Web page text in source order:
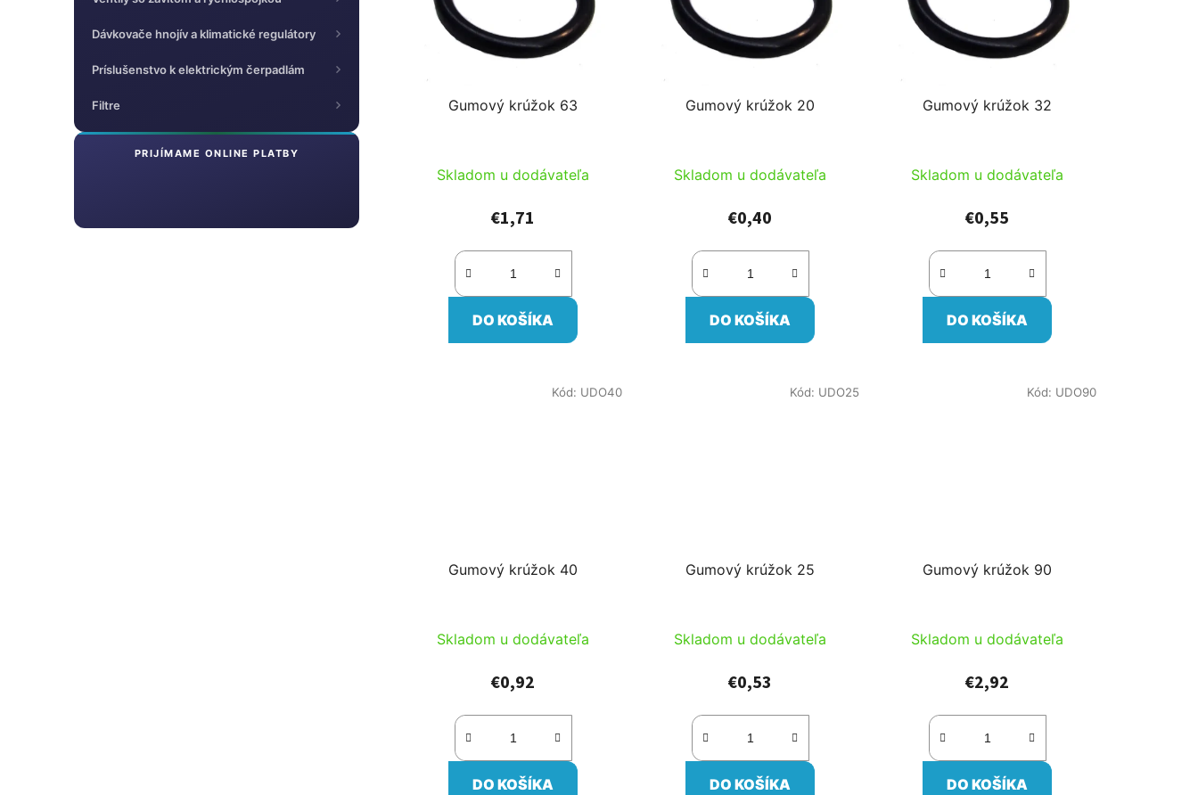
Dávkovače hnojív a klimatické regulátory
Príslušenstvo k elektrickým čerpadlám
Filtre
PRIJÍMAME ONLINE PLATBY
Gumový krúžok 63
Skladom u dodávateľa
€1,71
DO KOŠÍKA
Gumový krúžok 20
Skladom u dodávateľa
€0,40
DO KOŠÍKA
Gumový krúžok 32
Skladom u dodávateľa
€0,55
DO KOŠÍKA
Gumový krúžok 40
Skladom u dodávateľa
€0,92
DO KOŠÍKA
Kód: UDO40
Gumový krúžok 25
Skladom u dodávateľa
€0,53
DO KOŠÍKA
Kód: UDO25
Gumový krúžok 90
Skladom u dodávateľa
€2,92
DO KOŠÍKA
Kód: UDO90